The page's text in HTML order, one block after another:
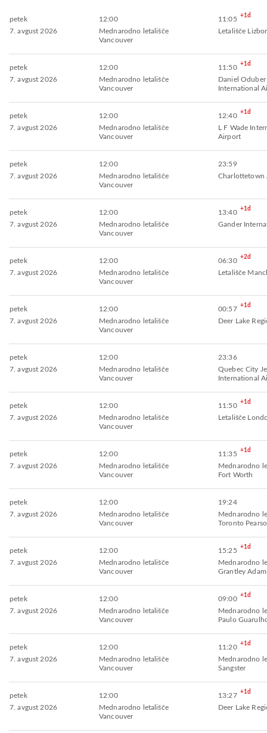
petek
7. avgust 2026
12:00
Mednarodno letališče
Vancouver
11:05 +1d
Letališče
petek
7. avgust 2026
12:00
Mednarodno letališče
Vancouver
11:50 +1d
Daniel
International
petek
7. avgust 2026
12:00
Mednarodno letališče
Vancouver
12:40 +1d
L F Wade
Airport
petek
7. avgust 2026
12:00
Mednarodno letališče
Vancouver
23:59
Charlottetown
petek
7. avgust 2026
12:00
Mednarodno letališče
Vancouver
13:40 +1d
Gander
petek
7. avgust 2026
12:00
Mednarodno letališče
Vancouver
06:30 +2d
Letališče
petek
7. avgust 2026
12:00
Mednarodno letališče
Vancouver
00:57 +1d
Deer Lake
petek
7. avgust 2026
12:00
Mednarodno letališče
Vancouver
23:36
Quebec City
International
petek
7. avgust 2026
12:00
Mednarodno letališče
Vancouver
11:50 +1d
Letališče
petek
7. avgust 2026
12:00
Mednarodno letališče
Vancouver
11:35 +1d
Mednarodno
Fort Worth
petek
7. avgust 2026
12:00
Mednarodno letališče
Vancouver
19:24
Mednarodno
Toronto
petek
7. avgust 2026
12:00
Mednarodno letališče
Vancouver
15:25 +1d
Mednarodno
Grantley
petek
7. avgust 2026
12:00
Mednarodno letališče
Vancouver
09:00 +1d
Mednarodno
Paulo
petek
7. avgust 2026
12:00
Mednarodno letališče
Vancouver
11:20 +1d
Mednarodno
Sangster
petek
7. avgust 2026
12:00
Mednarodno letališče
Vancouver
13:27 +1d
Deer Lake